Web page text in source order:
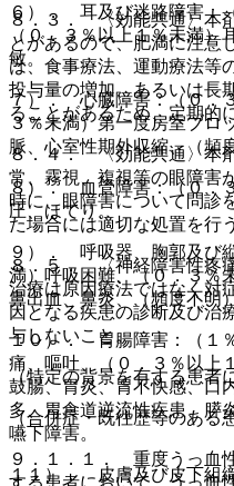
８．３． 〈効能共通〉本
とがあるので、肥満に注意
は、食事療法、運動療法等
投与量の増加、あるいは長
ることがあるため、定期的
８．４． 〈効能共通〉本
常、霧視、複視等の眼障害
時に、眼障害について問診
た場合には適切な処置を行
８．５． 〈神経障害性疼
治療は原因療法ではなく対
因となる疾患の診断及び治
与しないこと。
（特定の背景を有する患者
（合併症・既往歴等のある
９．１．１． 重度うっ血
する患者において、うっ血
６）． 耳及び迷路障害：
（０．３％以上１％未満）
敏。
７）． 心臓障害：（０．
３％未満）第一度房室ブロ
脈、心室性期外収縮、（頻
８）． 血管障害：（０．
圧、ほてり。
９）． 呼吸器、胸郭及び
満）呼吸困難、（０．３％
鼻出血、鼻炎、（頻度不明
１０）． 胃腸障害：（１
痛、嘔吐、（０．３％以上
鼓腸、胃炎、胃不快感、口
多、胃食道逆流性疾患、膵
嚥下障害。
１１）． 皮膚及び皮下組